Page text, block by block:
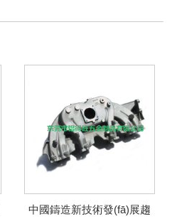
中國鑄造新技術發(fā)展趨